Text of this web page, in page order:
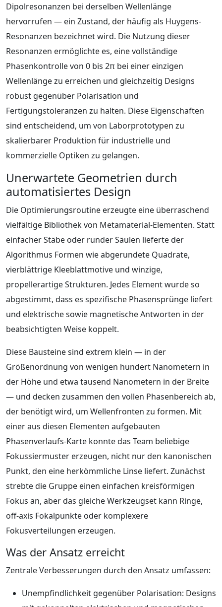
Dipolresonanzen bei derselben Wellenlänge
hervorrufen — ein Zustand, der häufig als Huygens-
Resonanzen bezeichnet wird. Die Nutzung dieser
Resonanzen ermöglichte es, eine vollständige
Phasenkontrolle von 0 bis 2π bei einer einzigen
Wellenlänge zu erreichen und gleichzeitig Designs
robust gegenüber Polarisation und
Fertigungstoleranzen zu halten. Diese Eigenschaften
sind entscheidend, um von Laborprototypen zu
skalierbarer Produktion für industrielle und
kommerzielle Optiken zu gelangen.
Unerwartete Geometrien durch
automatisiertes Design
Die Optimierungsroutine erzeugte eine überraschend
vielfältige Bibliothek von Metamaterial-Elementen. Statt
einfacher Stäbe oder runder Säulen lieferte der
Algorithmus Formen wie abgerundete Quadrate,
vierblättrige Kleeblattmotive und winzige,
propellerartige Strukturen. Jedes Element wurde so
abgestimmt, dass es spezifische Phasensprünge liefert
und elektrische sowie magnetische Antworten in der
beabsichtigten Weise koppelt.
Diese Bausteine sind extrem klein — in der
Größenordnung von wenigen hundert Nanometern in
der Höhe und etwa tausend Nanometern in der Breite
— und decken zusammen den vollen Phasenbereich ab,
der benötigt wird, um Wellenfronten zu formen. Mit
einer aus diesen Elementen aufgebauten
Phasenverlaufs-Karte konnte das Team beliebige
Fokussiermuster erzeugen, nicht nur den kanonischen
Punkt, den eine herkömmliche Linse liefert. Zunächst
strebte die Gruppe einen einfachen kreisförmigen
Fokus an, aber das gleiche Werkzeugset kann Ringe,
off‑axis Fokalpunkte oder komplexere
Fokusverteilungen erzeugen.
Was der Ansatz erreicht
Zentrale Verbesserungen durch den Ansatz umfassen:
Unempfindlichkeit gegenüber Polarisation: Designs